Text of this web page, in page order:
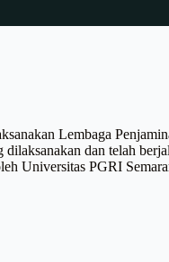
Lembaga
dan telah
Universitas PGRI